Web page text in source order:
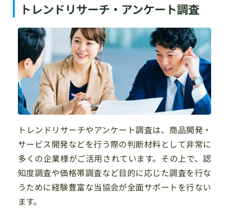
トレンドリサーチ・アンケート調査
トレンドリサーチやアンケート調査は、商品開発・
サービス開発などを行う際の判断材料として非常に
多くの企業様がご活用されています。その上で、認
知度調査や価格帯調査など目的に応じた調査を行な
うために経験豊富な当協会が全面サポートを行ない
ます。